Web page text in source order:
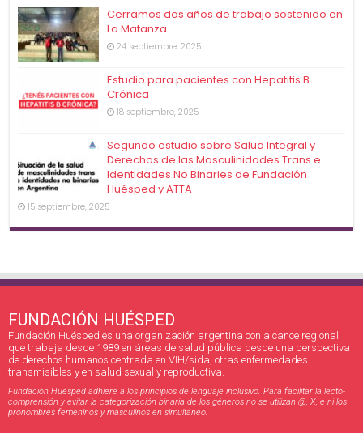
Cerramos dos años de trabajo sostenido en
La Matanza
24 septiembre, 2025
Estudio para pacientes con Hepatitis B
Crónica
18 septiembre, 2025
Segundo estudio sobre Salud Integral y
Derechos de las Masculinidades Trans e
Identidades No Binaries de Fundación
Huésped y ATTA
15 septiembre, 2025
FUNDACIÓN HUÉSPED
Fundación Huésped es una organización argentina con alcance regional
que trabaja desde 1989 en áreas de salud pública desde una perspectiva
de derechos humanos centrada en VIH/sida, otras enfermedades
transmisibles y en salud sexual y reproductiva.
Fundación Huésped adhiere a los principios de lenguaje inclusivo. Para facilitar la lecto-
comprensión y evitar la categorización binaria de los géneros no se utilizan @, X, e ni los
pronombres femeninos y masculinos en simultáneo.